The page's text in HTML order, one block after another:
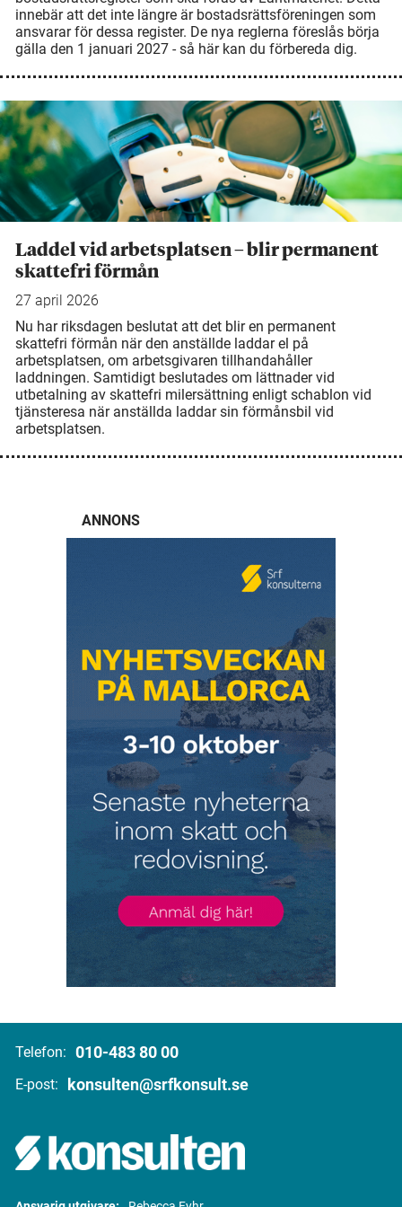
innebär att det inte längre är bostadsrättsföreningen som
ansvarar för dessa register. De nya reglerna föreslås börja
gälla den 1 januari 2027 - så här kan du förbereda dig.
Laddel vid arbetsplatsen – blir permanent
skattefri förmån
27 april 2026
Nu har riksdagen beslutat att det blir en permanent
skattefri förmån när den anställde laddar el på
arbetsplatsen, om arbetsgivaren tillhandahåller
laddningen. Samtidigt beslutades om lättnader vid
utbetalning av skattefri milersättning enligt schablon vid
tjänsteresa när anställda laddar sin förmånsbil vid
arbetsplatsen.
ANNONS
Telefon: 010-483 80 00
E-post: konsulten@srfkonsult.se